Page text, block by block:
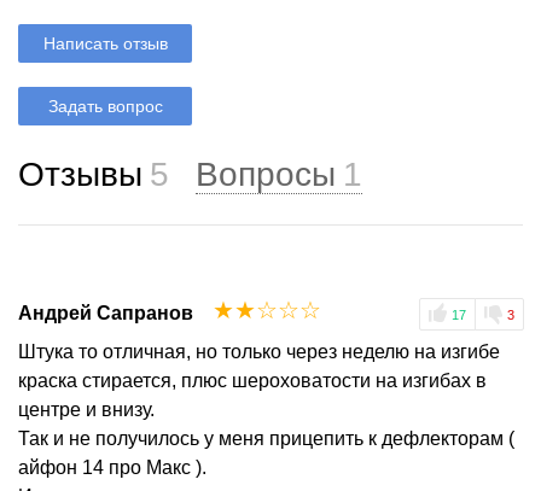
Написать отзыв
Задать вопрос
Отзывы 5 Вопросы 1
Андрей Сапранов 17 3
☆
☆
☆
☆
☆
Штука то отличная, но только через неделю на изгибе
краска стирается, плюс шероховатости на изгибах в
центре и внизу.
Так и не получилось у меня прицепить к дефлекторам (
айфон 14 про Макс ).